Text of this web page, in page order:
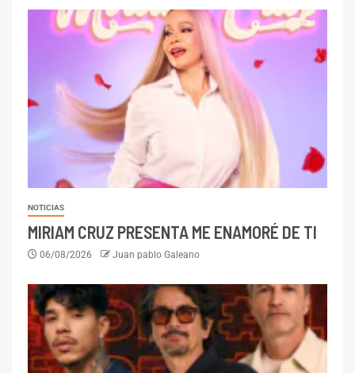
NOTICIAS
MIRIAM CRUZ PRESENTA ME ENAMORÉ DE TI
06/08/2026 Juan pablo Galeano